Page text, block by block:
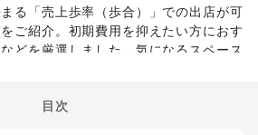
る「売上歩率（歩合）」での出店が可
ご紹介。初期費用を抑えたい方におす
どを厳選しました。気になるスペース
目次